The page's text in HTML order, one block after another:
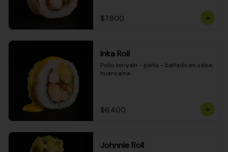
$7.800
Inka Roll
Pollo teriyaki - palta - bañado en salsa
huancaína
$6.400
Johnnie Roll